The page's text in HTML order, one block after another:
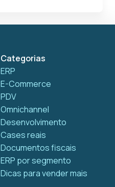
Categorias
ERP
E-Commerce
PDV
Omnichannel
Desenvolvimento
Cases reais
Documentos fiscais
ERP por segmento
Dicas para vender mais